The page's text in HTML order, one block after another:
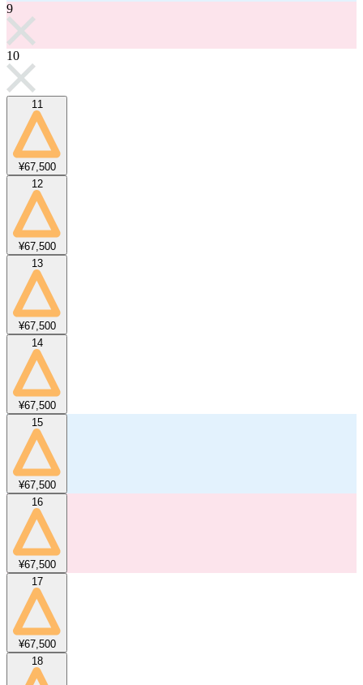
9
10
11
¥67,500
12
¥67,500
13
¥67,500
14
¥67,500
15
¥67,500
16
¥67,500
17
¥67,500
18